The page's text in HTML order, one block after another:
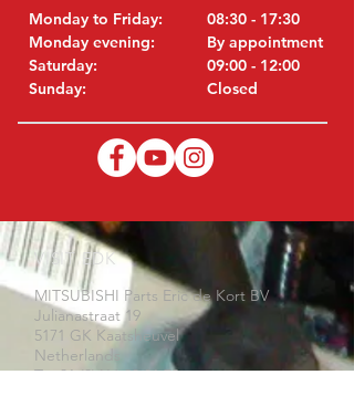
Monday to Friday:
Monday evening:
Saturday:
Sunday:
08:30 - 17:30
By appointment
09:00 - 12:00
Closed
VISIT EDK
MITSUBISHI Parts Eric de Kort BV
Julianastraat 19
5171 GK Kaatsheuvel
Netherlands
T: +31 (0)416 28 01 79